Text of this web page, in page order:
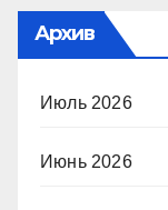
Архив
Июль 2026
Июнь 2026